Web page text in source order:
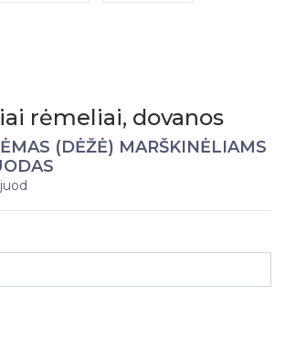
rėmeliai, dovanos
(DĖŽĖ) MARŠKINĖLIAMS